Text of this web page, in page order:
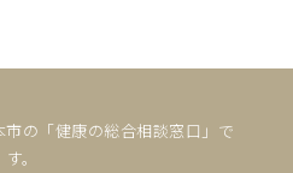
の「健康の総合相談窓口」で
す。